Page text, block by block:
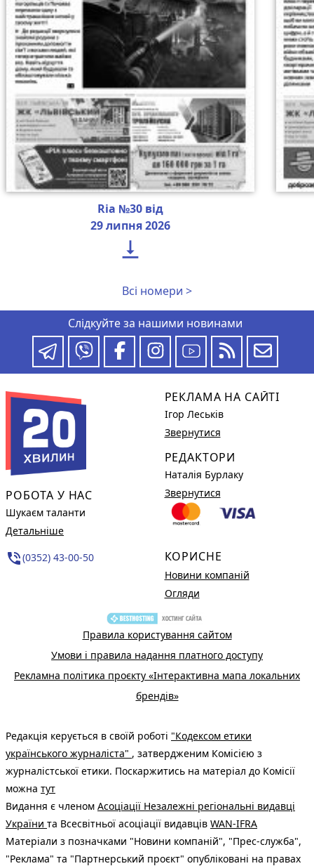
Ria №30 від
29 липня 2026

Всі номери >
Слідкуйте за нашими новинами
РОБОТА У НАС
Шукаєм таланти
Детальніше
phone_in_talk(0352) 43-00-50
РЕКЛАМА НА САЙТІ
Ігор Леськів
Звернутися
РЕДАКТОРИ
Наталія Бурлаку
Звернутися
КОРИСНЕ
Новини компаній
Огляди
Правила користування сайтом
Умови і правила надання платного доступу
Рекламна політика проєкту «Інтерактивна мапа локальних
брендів»
Редакція керується в своїй роботі "Кодексом етики
українського журналіста" , затвердженим Комісією з
журналістської етики. Поскаржитись на матеріал до Комісії
можна тут
Видання є членом Асоціації Незалежні регіональні видавці
України та Всесвітньої асоціації видавців WAN-IFRA
Матеріали з позначками "Новини компаній", "Прес-служба",
"Реклама" та "Партнерський проєкт" опубліковані на правах